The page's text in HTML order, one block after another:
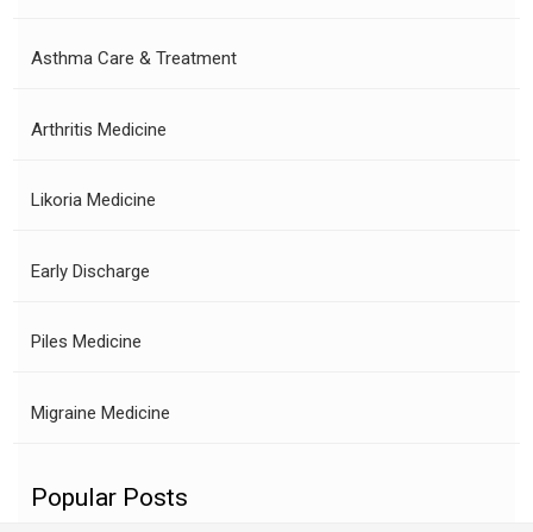
Asthma Care & Treatment
Arthritis Medicine
Likoria Medicine
Early Discharge
Piles Medicine
Migraine Medicine
Popular Posts